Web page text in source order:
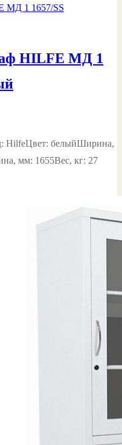
HILFE МД 1
HilfeЦвет: белыйШирина,
мм: 1655Вес, кг: 27